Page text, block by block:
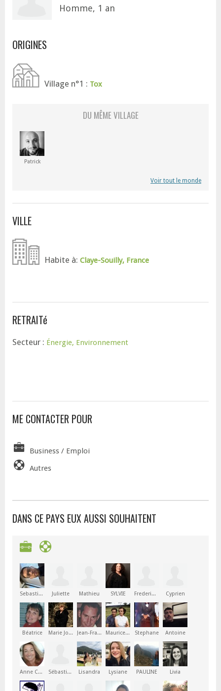
Homme, 1 an
ORIGINES
Village n°1 : Tox
DU MÊME VILLAGE
Patrick
Voir tout le monde
VILLE
Habite à: Claye-Souilly, France
RETRAITé
Secteur : Énergie, Environnement
ME CONTACTER POUR
Business / Emploi
Autres
DANS CE PAYS EUX AUSSI SOUHAITENT
Sebastien Juliette Mathieu SYLVIE Frederique Cyprien
Béatrice Marie Joséphine Jean-François Maurice Marius Joseph Stephane Antoine
Anne Cécile Sébastien Lisandra Lysiane PAULINE Livia